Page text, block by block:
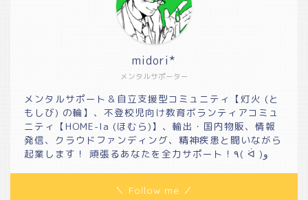
メンタルサポーター
midori*
メンタルサポート＆自立支援型コミュニティ【灯火 (と
もしび) の輪】、不登校児向け教育ボランティアコミュ
ニティ【HOME-la (ほむら)】、輸出・国内物販、情報
発信、クラウドファンディング、精神疾患と闘いながら
起業します！ 頑張るあなたを全力サポート！٩( ᐛ )و
＼ Follow me ／